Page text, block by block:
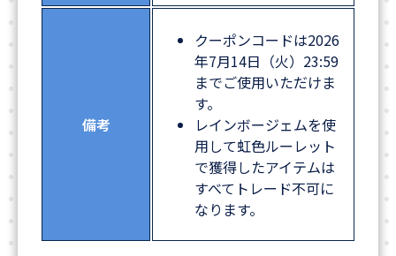
備考
クーポンコードは2026
年7月14日（火）23:59
までご使用いただけま
す。
レインボージェムを使
用して虹色ルーレット
で獲得したアイテムは
すべてトレード不可に
なります。